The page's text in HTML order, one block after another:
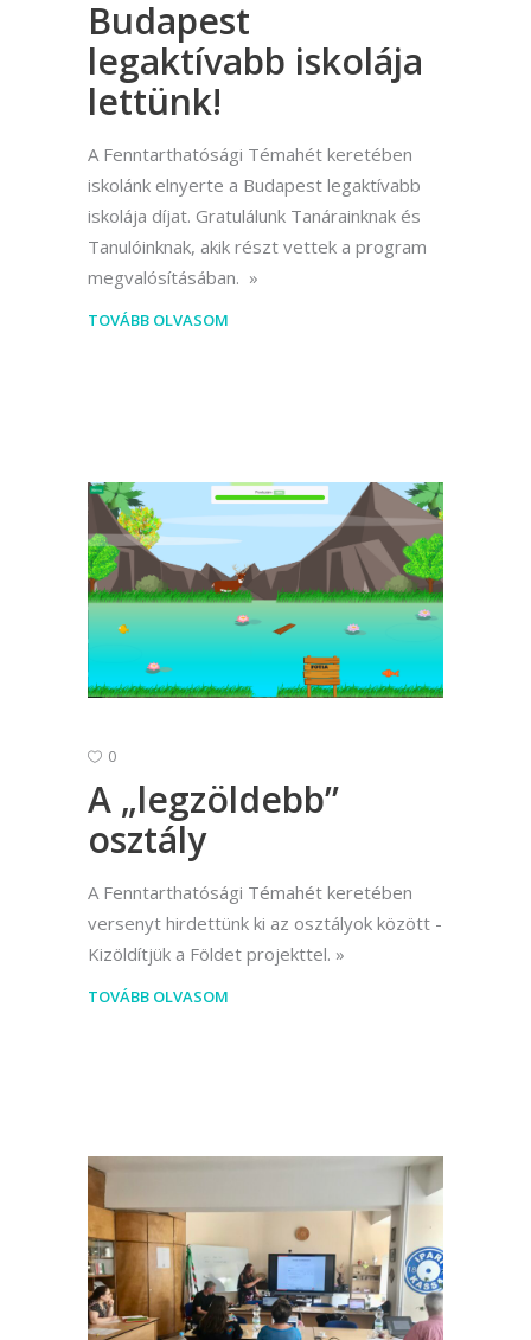
Budapest
legaktívabb iskolája
lettünk!
A Fenntarthatósági Témahét keretében
iskolánk elnyerte a Budapest legaktívabb
iskolája díjat. Gratulálunk Tanárainknak és
Tanulóinknak, akik részt vettek a program
megvalósításában.
TOVÁBB OLVASOM
0
A „legzöldebb”
osztály
A Fenntarthatósági Témahét keretében
versenyt hirdettünk ki az osztályok között -
Kizöldítjük a Földet projekttel.
TOVÁBB OLVASOM